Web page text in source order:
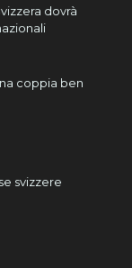
dovrà
coppia ben
svizzere